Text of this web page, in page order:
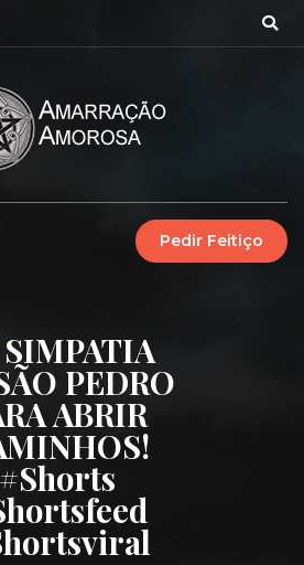
Pedir Feitiço
SIMPATIA
PEDRO
ABRIR
#shorts